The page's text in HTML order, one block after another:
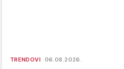
TRENDOVI 06.08.2026.